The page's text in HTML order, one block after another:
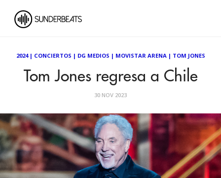
2024| CONCIERTOS | DG MEDIOS | MOVISTAR ARENA| TOM JONES
Tom Jones regresa a Chile
30 NOV 2023